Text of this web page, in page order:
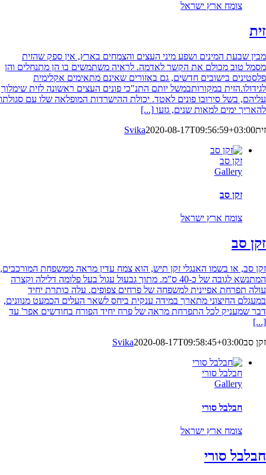
צומח ארץ ישראל
זית
מבין שבעת המינים ושפע מיני העצים והצמחים בארץ, אין ספק שהזית
מסמל טוב מכולם את הקשר לאדמה. לראיה משתמשים בו הן מתנחלים והן
פלסטינים בישובים חדשים, גם באזורים שאינם מתאימים אקלימית
לגידולו.הזית במקורותבמשל יותם התנ"כי פונים העצים ראשונה לזית שימלוך
עליהם, בשל סירובו פונים לאטד. יכולת ההישרדות המופלאה שלו עם סגולתו
להאריך ימים למאות שנים, גזעו [...]
זית
Svika2020-08-17T09:56:59+03:00
זקן סב
Gallery
זקן סב
צומח ארץ ישראל
זקן סב
זקן סב, או בשמו האנגלי זקן תיש, הוא צמח עדין מראה ממשפחת המורכבים,
המתנשא לגובה של כ-40 ס"מ. מתוך גבעול עגול בעל פלומה דלילה וקצרה
עולה תפרחת אפיינית למשפחה של פרחים צפופים. עלה כותרת יחיד
במעגלם החיצוני מתארך במידה ענקית ביחס לשאר העלים הכמעט מנוונים,
דבר שמעניק לכל התפרחת מראה של פרח יחיד הפורח בחודשים אפר' עד
[...]
זקן סב
Svika2020-08-17T09:58:45+03:00
חבלבל סורי
Gallery
חבלבל סורי
צומח ארץ ישראל
חבלבל סורי